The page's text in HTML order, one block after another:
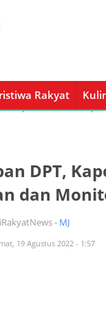
Rakyat
Rakyat Kuliner Rakyat
DPT,
dan
- MJ
19 Agustus 2022 - 1:57